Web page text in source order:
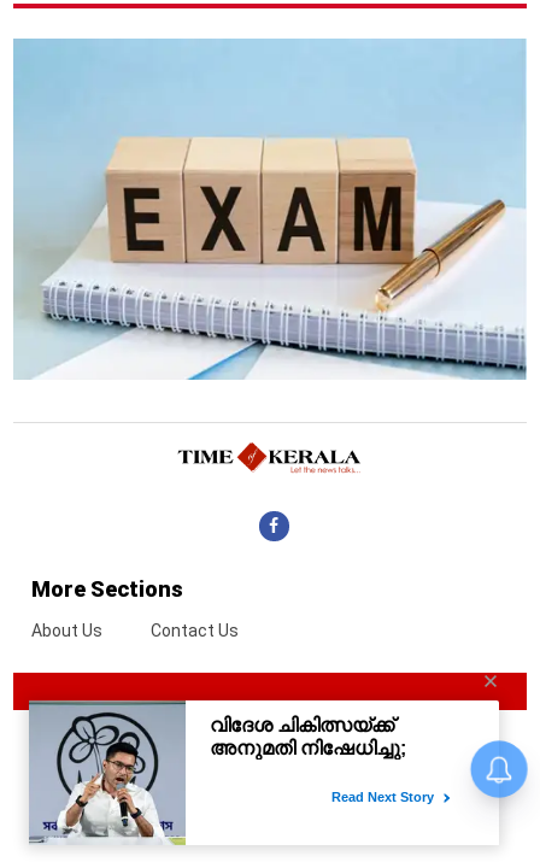
More Sections
About Us Contact Us